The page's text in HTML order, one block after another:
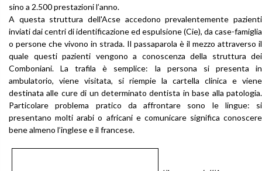
sino a 2.500 prestazioni l’anno.
A questa struttura dell'Acse accedono prevalentemente pazienti
inviati dai centri di identificazione ed espulsione (Cie), da case-famiglia
o persone che vivono in strada. Il passaparola è il mezzo attraverso il
quale questi pazienti vengono a conoscenza della struttura dei
Comboniani. La trafila è semplice: la persona si presenta in
ambulatorio, viene visitata, si riempie la cartella clinica e viene
destinata alle cure di un determinato dentista in base alla patologia.
Particolare problema pratico da affrontare sono le lingue: si
presentano molti arabi o africani e comunicare significa conoscere
bene almeno l’inglese e il francese.